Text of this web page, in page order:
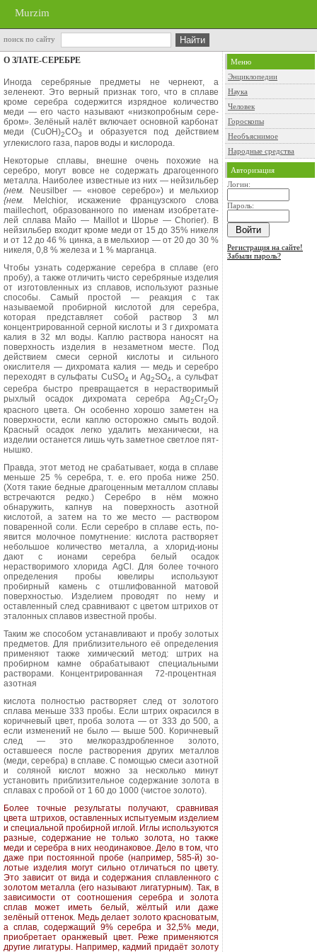
Murzim
поиск по сайту
О ЗЛАТЕ-СЕРЕБРЕ
Иногда серебряные предметы не чер­неют, а
зеленеют. Это верный признак того, что в сплаве
кроме серебра содер­жится изрядное количество
меди — его часто называют «низкопробным сере­
бром». Зелёный налёт включает основ­ной карбонат
меди (CuОН)2СО3
и об­разуется под действием
углекислого газа, паров воды и кислорода.
Некоторые сплавы, внешне очень похожие на
серебро, могут вовсе не содержать драгоценного
металла. Наиболее известные из них — нейзиль­бер
(нем.
Neusilber — «новое сереб­ро») и мельхиор
{нем.
Melchior, иска­жение французского слова
maillechort, образованного по именам изобретате­
лей сплава Майо — Maillotи Шорье —Chorier). В
нейзильбер входит кроме меди от 15 до 35% никеля
и от 12 до 46 % цинка, а в мельхиор — от 20 до 30 %
никеля, 0,8 % железа и 1 % марганца.
Чтобы узнать содержание серебра в сплаве (его
пробу), а также отличить чисто серебряные изделия
от изготов­ленных из сплавов, используют разные
способы. Самый простой — реакция с так
называемой пробирной кислотой для серебра,
которая представляет со­бой раствор 3 мл
концентрированной серной кислоты и 3 г дихромата
калия в 32 мл воды. Каплю раствора наносят на
поверхность изделия в незаметном месте. Под
действием смеси серной кислоты и сильного
окислителя — дихромата калия — медь и серебро
пере­ходят в сульфаты CuSO4 и Ag2SO4, aсульфат
серебра быстро превращает­ся в нерастворимый
рыхлый осадок ди­хромата серебра Ag2Cr2O7
красного цвета. Он особенно хорошо заметен на
поверхности, если каплю осторожно смыть водой.
Красный осадок легко удалить механически, на
изделии оста­нется лишь чуть заметное светлое пят­
нышко.
Правда, этот метод не срабатыва­ет, когда в сплаве
меньше 25 % сере­бра, т. е. его проба ниже 250.
(Хотя та­кие бедные драгоценным металлом сплавы
встречаются редко.) Серебро в нём можно
обнаружить, капнув на по­верхность азотной
кислотой, а затем на то же место — раствором
поваренной соли. Если серебро в сплаве есть, по­
явится молочное помутнение: кислота растворяет
небольшое количество ме­талла, а хлорид-ионы
дают с ионами се­ребра белый осадок
нерастворимого хлорида AgCl.Для более точного
опре­деления пробы ювелиры используют
пробирный камень с отшлифованной матовой
поверхностью. Изделием про­водят по нему и
оставленный след сравнивают с цветом штрихов от
эта­лонных сплавов известной пробы.
Таким же способом устанавливают и пробу золотых
предметов. Для при­близительного её определения
приме­няют также химический метод: штрих на
пробирном камне обрабатывают специальными
растворами. Концент­рированная
72-процентная
азотная
кислота полностью растворяет след от золотого
сплава меньше 333 пробы. Если штрих окрасился в
коричневый цвет, проба золота — от 333 до 500, а
если изменений не было — выше 500. Коричневый
след — это мелко­раздробленное золото,
оставшееся после растворения других металлов
(меди, серебра) в сплаве. С помощью смеси азотной
и соляной кислот мож­но за несколько минут
установить приблизительное содержание золота в
сплавах с пробой от 1 60 до 1000 (чистое золото).
Более точные результаты получают, сравнивая
цвета штрихов, оставленных испытуемым изделием
и специальной пробирной иглой. Иглы используются
разные, содержание не только золота, но также
меди и серебра в них неоди­наковое. Дело в том, что
даже при по­стоянной пробе (например, 585-й) зо­
лотые изделия могут сильно отличаться по цвету.
Это зависит от вида и содер­жания сплавленного с
золотом метал­ла (его называют лигатурным). Так, в
зависимости от соотношения серебра и золота
сплав может иметь белый, жёлтый или даже
зелёный оттенок. Медь делает золото красноватым,
а сплав, содержащий 9% серебра и 32,5% меди,
приобретает оранжевый цвет. Реже применяются
другие лига­туры. Например, кадмий придаёт золо­ту
Меню
Энциклопедии
Наука
Человек
Гороскопы
Необъяснимое
Народные средства
Авторизация
Логин:
Пароль:
Регистрация на сайте!
Забыли пароль?